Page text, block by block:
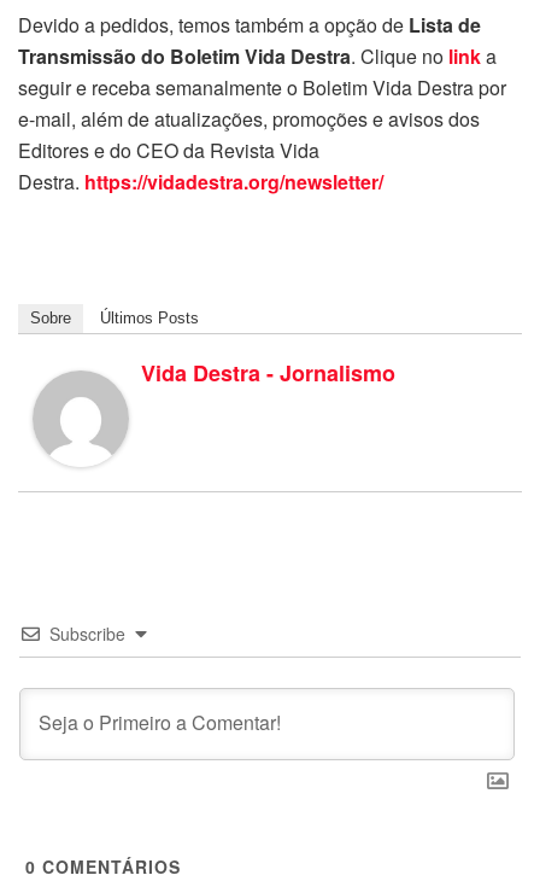
Devido a pedidos, temos também a opção de Lista de
Transmissão do Boletim Vida Destra. Clique no linka
seguir e receba semanalmente o Boletim Vida Destra por
e-mail, além de atualizações, promoções e avisos dos
Editores e do CEO da Revista Vida
Destra. https://vidadestra.org/newsletter/
Sobre Últimos Posts
Vida Destra - Jornalismo
Subscribe
0 COMENTÁRIOS